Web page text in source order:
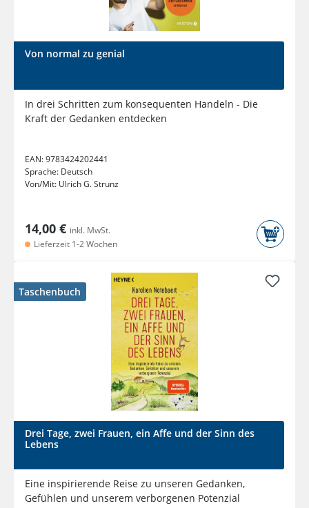
Von normal zu genial
In drei Schritten zum konsequenten Handeln - Die
Kraft der Gedanken entdecken
EAN:9783424202441
Sprache: Deutsch
Von/Mit: Ulrich G. Strunz
14,00 € inkl. MwSt.
Lieferzeit 1-2 Wochen
Taschenbuch
Drei Tage, zwei Frauen, ein Affe und der Sinn des
Lebens
Eine inspirierende Reise zu unseren Gedanken,
Gefühlen und unserem verborgenen Potenzial